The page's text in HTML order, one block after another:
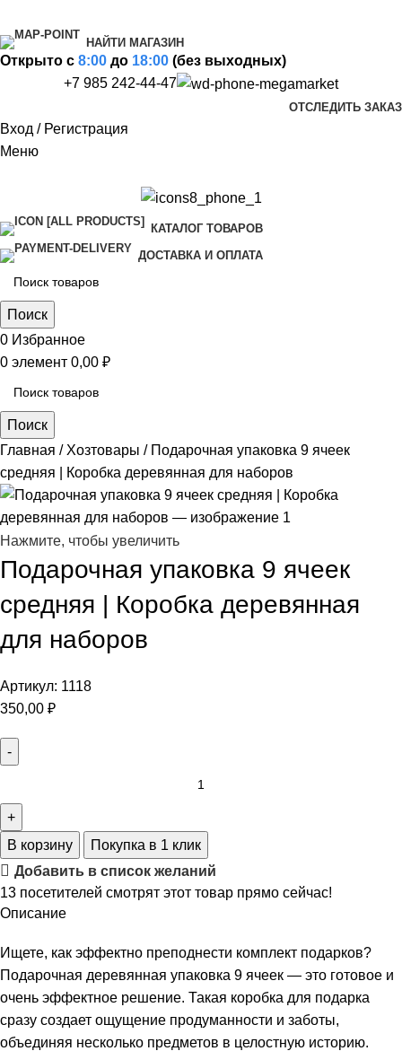
НАЙТИ МАГАЗИН
Открыто c 8:00 до 18:00 (без выходных)
+7 985 242-44-47
ОТСЛЕДИТЬ ЗАКАЗ
Вход / Регистрация
Меню
КАТАЛОГ ТОВАРОВ
ДОСТАВКА И ОПЛАТА
Поиск
0 Избранное
0 элемент 0,00 ₽
Поиск
Главная
Хозтовары
Подарочная упаковка 9 ячеек
средняя | Коробка деревянная для наборов
Нажмите, чтобы увеличить
Подарочная упаковка 9 ячеек
средняя | Коробка деревянная
для наборов
Артикул: 1118
350,00 ₽
В корзину
Покупка в 1 клик
Добавить в список желаний
13 посетителей смотрят этот товар прямо сейчас!
Описание
Ищете, как эффектно преподнести комплект подарков?
Подарочная деревянная упаковка 9 ячеек — это готовое и
очень эффектное решение. Такая коробка для подарка
сразу создает ощущение продуманности и заботы,
объединяя несколько предметов в целостную историю.